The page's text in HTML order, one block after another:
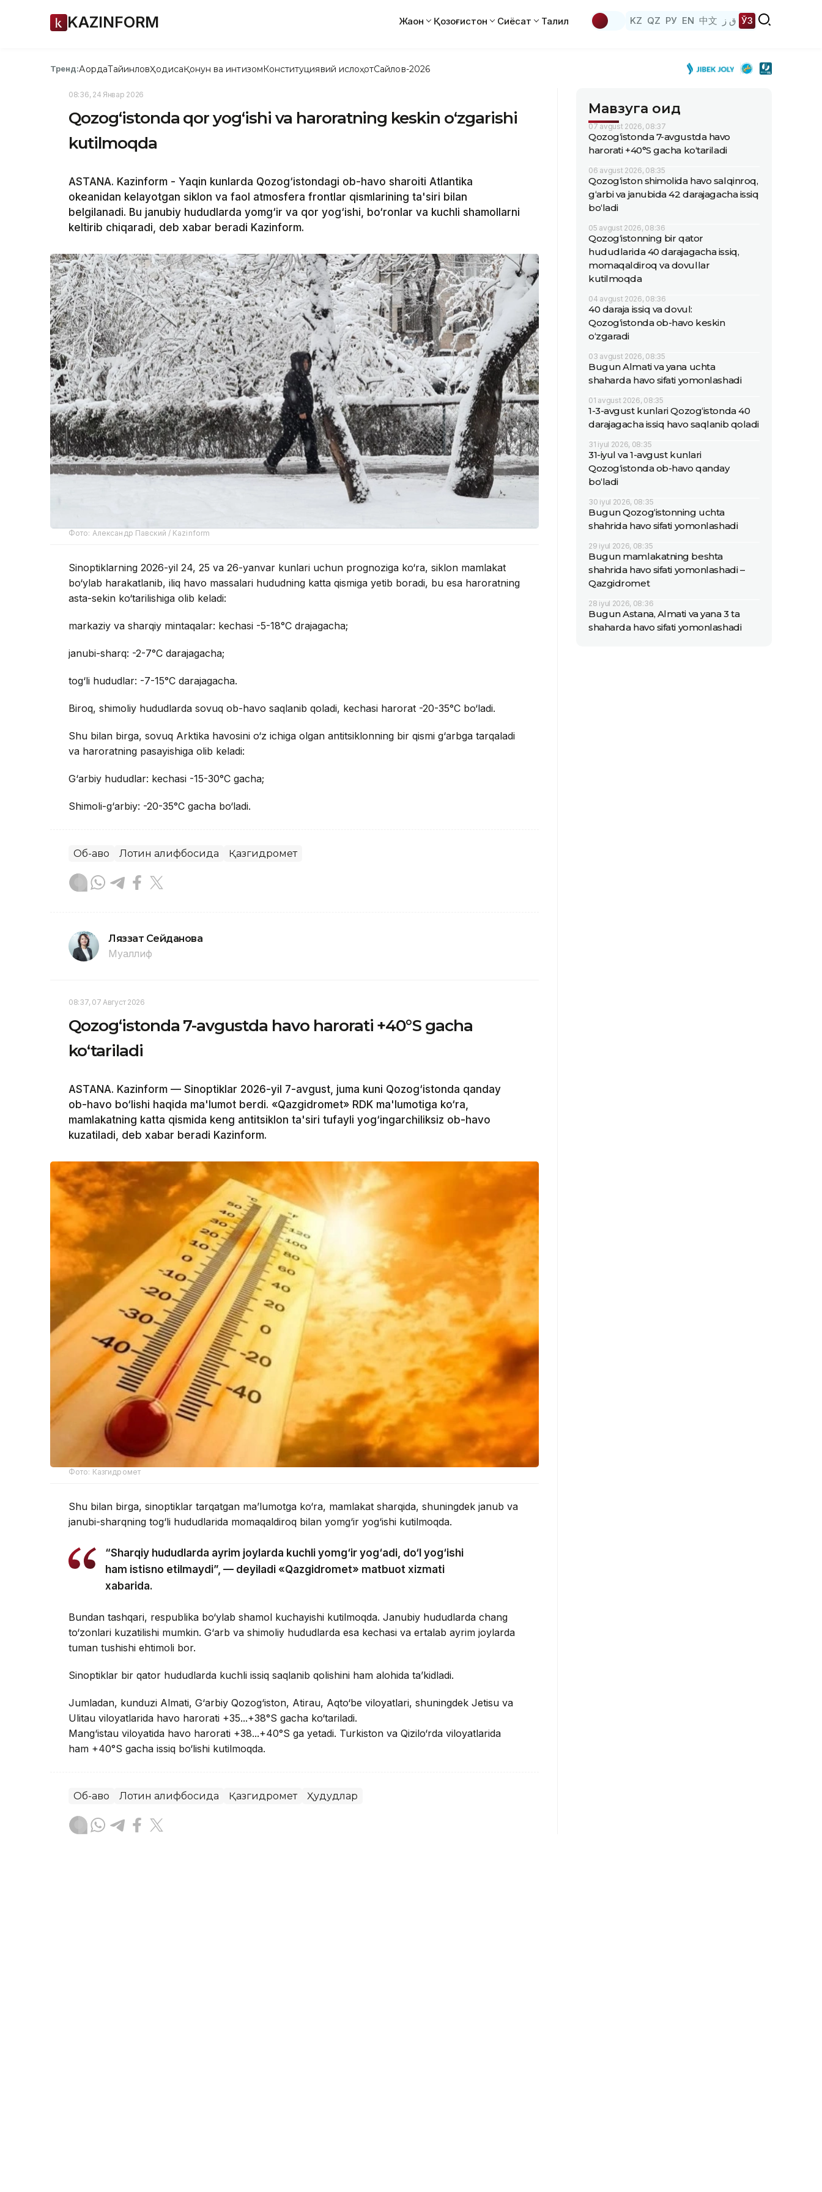
KAZINFORM Жаҳон Қозоғистон Сиёсат Таҳлил KZ QZ РУ EN 中文 ق ز ЎЗ
Тренд:АқордаТайинловҲодисаҚонун ва интизомКонституциявий ислоҳотСайлов-2026
08:36, 24 Январ 2026
Qozog‘istonda qor yog‘ishi va haroratning keskin o‘zgarishi
kutilmoqda
ASTANA. Kazinform - Yaqin kunlarda Qozog‘istondagi ob-havo sharoiti Atlantika
okeanidan kelayotgan siklon va faol atmosfera frontlar qismlarining ta'siri bilan
belgilanadi. Bu janubiy hududlarda yomg‘ir va qor yog‘ishi, bo‘ronlar va kuchli shamollarni
keltirib chiqaradi, deb xabar beradi Kazinform.
Фото: Александр Павский / Kazinform
Sinoptiklarning 2026-yil 24, 25 va 26-yanvar kunlari uchun prognoziga ko‘ra, siklon mamlakat
bo‘ylab harakatlanib, iliq havo massalari hududning katta qismiga yetib boradi, bu esa haroratning
asta-sekin ko‘tarilishiga olib keladi:
markaziy va sharqiy mintaqalar: kechasi -5-18°C drajagacha;
janubi-sharq: -2-7°C darajagacha;
tog‘li hududlar: -7-15°C darajagacha.
Biroq, shimoliy hududlarda sovuq ob-havo saqlanib qoladi, kechasi harorat -20-35°C bo‘ladi.
Shu bilan birga, sovuq Arktika havosini o‘z ichiga olgan antitsiklonning bir qismi g‘arbga tarqaladi
va haroratning pasayishiga olib keladi:
G‘arbiy hududlar: kechasi -15-30°C gacha;
Shimoli-g‘arbiy: -20-35°C gacha bo‘ladi.
Об-ҳаво Лотин алифбосида Қазгидромет
Ляззат Сейданова
Муаллиф
08:37, 07 Август 2026
Qozog‘istonda 7-avgustda havo harorati +40°S gacha
ko‘tariladi
ASTANA. Kazinform — Sinoptiklar 2026-yil 7-avgust, juma kuni Qozog‘istonda qanday
ob-havo bo‘lishi haqida ma'lumot berdi. «Qazgidromet» RDK ma'lumotiga ko‘ra,
mamlakatning katta qismida keng antitsiklon ta'siri tufayli yog‘ingarchiliksiz ob-havo
kuzatiladi, deb xabar beradi Kazinform.
Фото: Казгидромет
Shu bilan birga, sinoptiklar tarqatgan ma’lumotga ko‘ra, mamlakat sharqida, shuningdek janub va
janubi-sharqning tog‘li hududlarida momaqaldiroq bilan yomg‘ir yog‘ishi kutilmoqda.
“Sharqiy hududlarda ayrim joylarda kuchli yomg‘ir yog‘adi, do‘l yog‘ishi
ham istisno etilmaydi”, — deyiladi «Qazgidromet» matbuot xizmati
xabarida.
Bundan tashqari, respublika bo‘ylab shamol kuchayishi kutilmoqda. Janubiy hududlarda chang
to‘zonlari kuzatilishi mumkin. G‘arb va shimoliy hududlarda esa kechasi va ertalab ayrim joylarda
tuman tushishi ehtimoli bor.
Sinoptiklar bir qator hududlarda kuchli issiq saqlanib qolishini ham alohida ta’kidladi.
Jumladan, kunduzi Almati, G‘arbiy Qozog‘iston, Atirau, Aqto‘be viloyatlari, shuningdek Jetisu va
Ulitau viloyatlarida havo harorati +35...+38°S gacha ko‘tariladi.
Mang‘istau viloyatida havo harorati +38...+40°S ga yetadi. Turkiston va Qizilo‘rda viloyatlarida
ham +40°S gacha issiq bo‘lishi kutilmoqda.
Об-ҳаво Лотин алифбосида Қазгидромет Ҳудудлар
Мавзуга оид
07 avgust 2026, 08:37
Qozog‘istonda 7-avgustda havo
harorati +40°S gacha ko‘tariladi
06 avgust 2026, 08:35
Qozog‘iston shimolida havo salqinroq,
g‘arbi va janubida 42 darajagacha issiq
bo‘ladi
05 avgust 2026, 08:36
Qozog‘istonning bir qator
hududlarida 40 darajagacha issiq,
momaqaldiroq va dovullar
kutilmoqda
04 avgust 2026, 08:36
40 daraja issiq va dovul:
Qozog‘istonda ob-havo keskin
o‘zgaradi
03 avgust 2026, 08:35
Bugun Almati va yana uchta
shaharda havo sifati yomonlashadi
01 avgust 2026, 08:35
1-3-avgust kunlari Qozog‘istonda 40
darajagacha issiq havo saqlanib qoladi
31 iyul 2026, 08:35
31-iyul va 1-avgust kunlari
Qozog‘istonda ob-havo qanday
bo‘ladi
30 iyul 2026, 08:35
Bugun Qozog‘istonning uchta
shahrida havo sifati yomonlashadi
29 iyul 2026, 08:35
Bugun mamlakatning beshta
shahrida havo sifati yomonlashadi –
Qazgidromet
28 iyul 2026, 08:36
Bugun Astana, Almati va yana 3 ta
shaharda havo sifati yomonlashadi